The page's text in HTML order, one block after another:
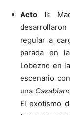
Acto II:
regular a
parada en
Lobezno en
escenario
una
El exotismo